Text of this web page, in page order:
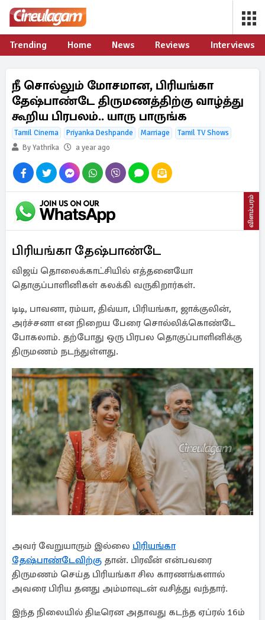
Trending Home News Reviews Interviews
நீ சொல்லும் மோசமான, பிரியங்கா
தேஷ்பாண்டே திருமணத்திற்கு வாழ்த்து
கூறிய பிரபலம்.. யாரு பாருங்க
Tamil Cinema Priyanka Deshpande Marriage
Tamil TV Shows
By Yathrika
a year ago
விளம்பரம்
பிரியங்கா தேஷ்பாண்டே
விஜய் தொலைக்காட்சியில் எத்தனையோ
தொகுப்பாளினிகள் கலக்கி வருகிறார்கள்.
டிடி, பாவனா, ரம்யா, திவ்யா, பிரியங்கா, ஜாக்குலின்,
அர்ச்சனா என நிறைய பேரை சொல்லிக்கொண்டே
போகலாம். தற்போது ஒரு பிரபல தொகுப்பாளினிக்கு
திருமணம் நடந்துள்ளது.
அவர் வேறுயாரும் இல்லை பிரியங்கா
தேஷ்பாண்டேவிற்கு தான். பிரவீன் என்பவரை
திருமணம் செய்த பிரியங்கா சில காரணங்களால்
அவரை பிரிய தனது அம்மாவுடன் வசித்து வந்தார்.
இந்த நிலையில் திடீரென அதாவது கடந்த ஏப்ரல் 16ம்